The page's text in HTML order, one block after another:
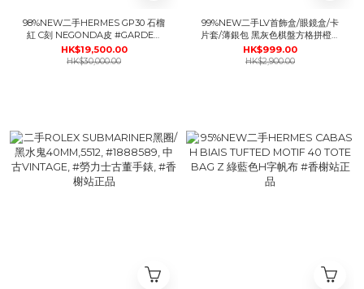
98%NEW二手HERMES GP30 石榴
紅 C刻 NEGONDA皮 #GARDEN
PARTY 30 #香榭站正品
HK$19,500.00
HK$30,000.00
99%NEW二手LV首飾盒/眼鏡盒/卡
片套/薄銀包 黑灰色棋盤方格拼橙色
內籠 #香榭站正品
HK$999.00
HK$2,900.00